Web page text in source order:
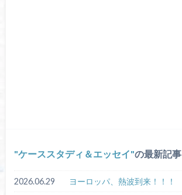
ケーススタディ＆エッセイ の最新記事
2026.06.29 ヨーロッパ、熱波到来！！！